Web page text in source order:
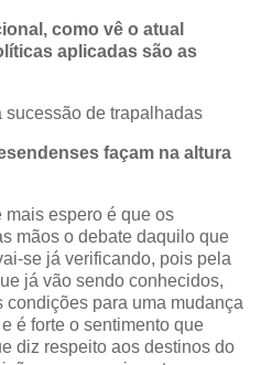
como vê o atual
aplicadas são as
sucessão de trapalhadas
façam na altura
mais espero é que os
mãos o debate daquilo que
se já verificando, pois pela
já vão sendo conhecidos,
para uma mudança
é forte o sentimento que
diz respeito aos destinos do